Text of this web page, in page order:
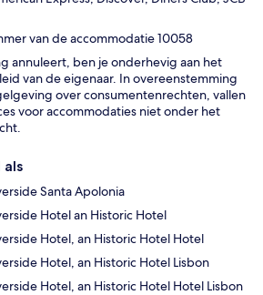
van de accommodatie 10058
annuleert, ben je onderhevig aan het
van de eigenaar. In overeenstemming
over consumentenrechten, vallen
voor accommodaties niet onder het
als
Santa Apolonia
Hotel an Historic Hotel
Hotel, an Historic Hotel Hotel
Hotel, an Historic Hotel Lisbon
Hotel, an Historic Hotel Hotel Lisbon